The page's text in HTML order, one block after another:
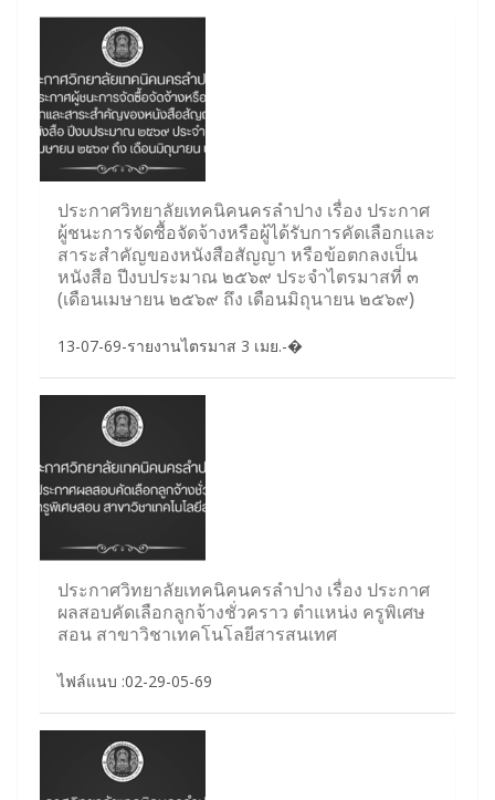
ประกาศวิทยาลัยเทคนิคนครลำปาง เรื่อง ประกาศ
ผู้ชนะการจัดซื้อจัดจ้างหรือผู้ได้รับการคัดเลือกและ
สาระสำคัญของหนังสือสัญญา หรือข้อตกลงเป็น
หนังสือ ปีงบประมาณ ๒๕๖๙ ประจำไตรมาสที่ ๓
(เดือนเมษายน ๒๕๖๙ ถึง เดือนมิถุนายน ๒๕๖๙)
13-07-69-รายงานไตรมาส 3 เมย.-�
ประกาศวิทยาลัยเทคนิคนครลำปาง เรื่อง ประกาศ
ผลสอบคัดเลือกลูกจ้างชั่วคราว ตำแหน่ง ครูพิเศษ
สอน สาขาวิชาเทคโนโลยีสารสนเทศ
ไฟล์แนบ :02-29-05-69